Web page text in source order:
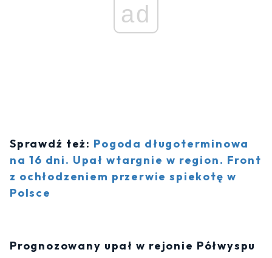
ad
Sprawdź też: Pogoda długoterminowa
na 16 dni. Upał wtargnie w region. Front
z ochłodzeniem przerwie spiekotę w
Polsce
Prognozowany upał w rejonie Półwyspu